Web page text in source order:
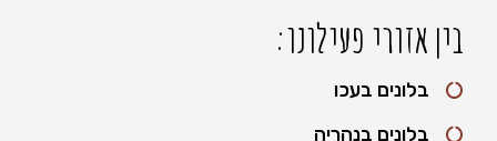
בין אזורי פעילונו:
בלונים בעכו
בלונים בנהריה